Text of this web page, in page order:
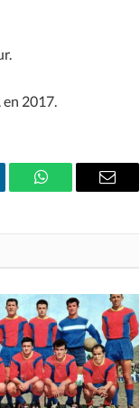
en 2017.
WhatsAppEmail